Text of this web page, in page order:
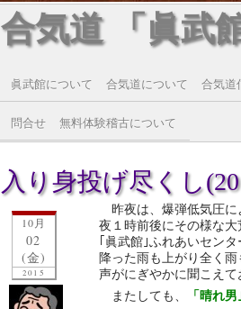
合気道 「眞武
眞武館について 合気道について 合気道
問合せ 無料体験稽古について
入り身投げ尽くし
10月
02
(金)
2015
昨夜は、爆弾低気圧
夜１時前後にその様な
｢眞武館｣ふれあいセン
降った雨も上がり全く
声がにぎやかに聞こえて
またしても、
「晴れ